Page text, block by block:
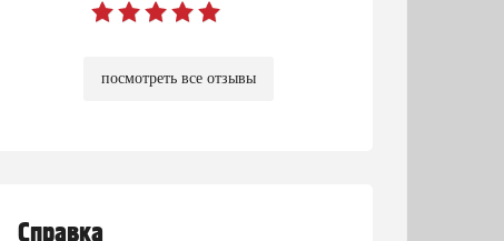
посмотреть все отзывы
Справка